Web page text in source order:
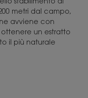
metri dal campo,
avviene con
un estratto
il più naturale